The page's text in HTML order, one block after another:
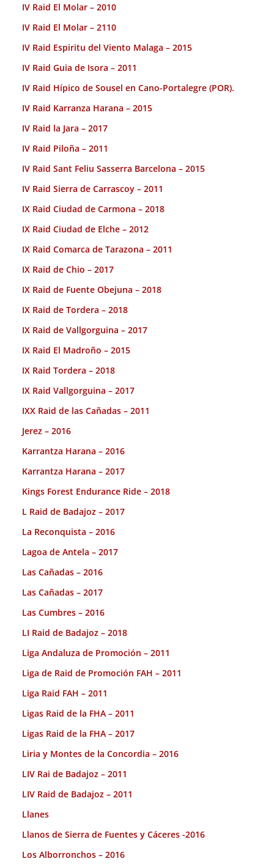
IV Raid El Molar – 2010
IV Raid El Molar – 2110
IV Raid Espiritu del Viento Malaga – 2015
IV Raid Guia de Isora – 2011
IV Raid Hípico de Sousel en Cano-Portalegre (POR).
IV Raid Karranza Harana – 2015
IV Raid la Jara – 2017
IV Raid Piloña – 2011
IV Raid Sant Feliu Sasserra Barcelona – 2015
IV Raid Sierra de Carrascoy – 2011
IX Raid Ciudad de Carmona – 2018
IX Raid Ciudad de Elche – 2012
IX Raid Comarca de Tarazona – 2011
IX Raid de Chio – 2017
IX Raid de Fuente Obejuna – 2018
IX Raid de Tordera – 2018
IX Raid de Vallgorguina – 2017
IX Raid El Madroño – 2015
IX Raid Tordera – 2018
IX Raid Vallgorguina – 2017
IXX Raid de las Cañadas – 2011
Jerez – 2016
Karrantza Harana – 2016
Karrantza Harana – 2017
Kings Forest Endurance Ride – 2018
L Raid de Badajoz – 2017
La Reconquista – 2016
Lagoa de Antela – 2017
Las Cañadas – 2016
Las Cañadas – 2017
Las Cumbres – 2016
LI Raid de Badajoz – 2018
Liga Andaluza de Promoción – 2011
Liga de Raid de Promoción FAH – 2011
Liga Raid FAH – 2011
Ligas Raid de la FHA – 2011
Ligas Raid de la FHA – 2017
Liria y Montes de la Concordia – 2016
LIV Rai de Badajoz – 2011
LIV Raid de Badajoz – 2011
Llanes
Llanos de Sierra de Fuentes y Cáceres -2016
Los Alborronchos – 2016